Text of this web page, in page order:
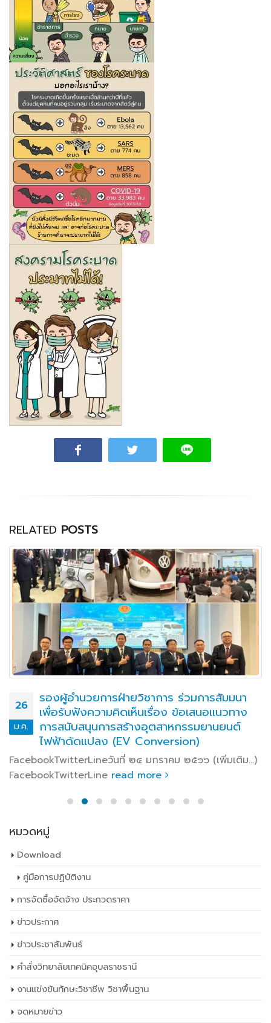
RELATED POSTS
26
ม.ค.
รองผู้อำนวยการฝ่ายวิชาการ ร่วมการสัมมนา
เพื่อรับฟังความคิดเห็นเรื่อง ข้อเสนอแนวทาง
การสนับสนุนการสร้างอุตสาหกรรมยานยนต์
ไฟฟ้าดัดแปลง (EV Conversion)
FacebookTwitterLineวันที่ ๒๔ มกราคม ๒๕๖๖ (เพิ่มเติม…)
FacebookTwitterLine read more
หมวดหมู่
Download
คู่มือการปฏิบัติงาน
การจัดซื้อจัดจ้าง ประกวดราคา
ข่าวประกาศ
ข่าวประชาสัมพันธ์
คำสั่งวิทยาลัยเทคนิคอุบลราชธานี
งานแข่งขันทักษะวิชาชีพ วิชาพื้นฐาน
จดหมายข่าว